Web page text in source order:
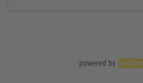
powered by SellSite